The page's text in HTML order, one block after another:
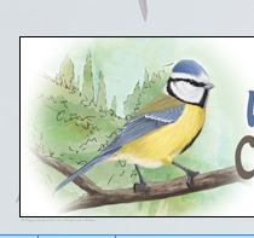
Un blog per conèixer millor els ocells que viuen a Catalunya